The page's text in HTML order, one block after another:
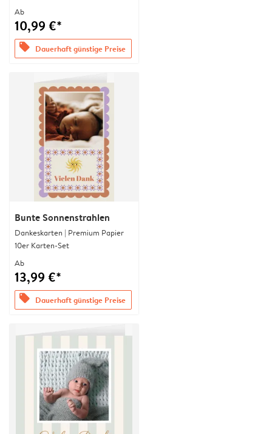
Ab
10,99 €*
offers Dauerhaft günstige Preise
Bunte Sonnenstrahlen
Dankeskarten | Premium Papier
10er Karten-Set
Ab
13,99 €*
offers Dauerhaft günstige Preise